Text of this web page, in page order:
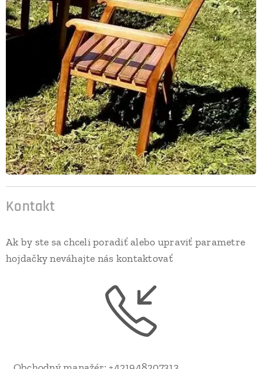
Kontakt
Ak by ste sa chceli poradiť alebo upraviť parametre
hojdačky neváhajte nás kontaktovať